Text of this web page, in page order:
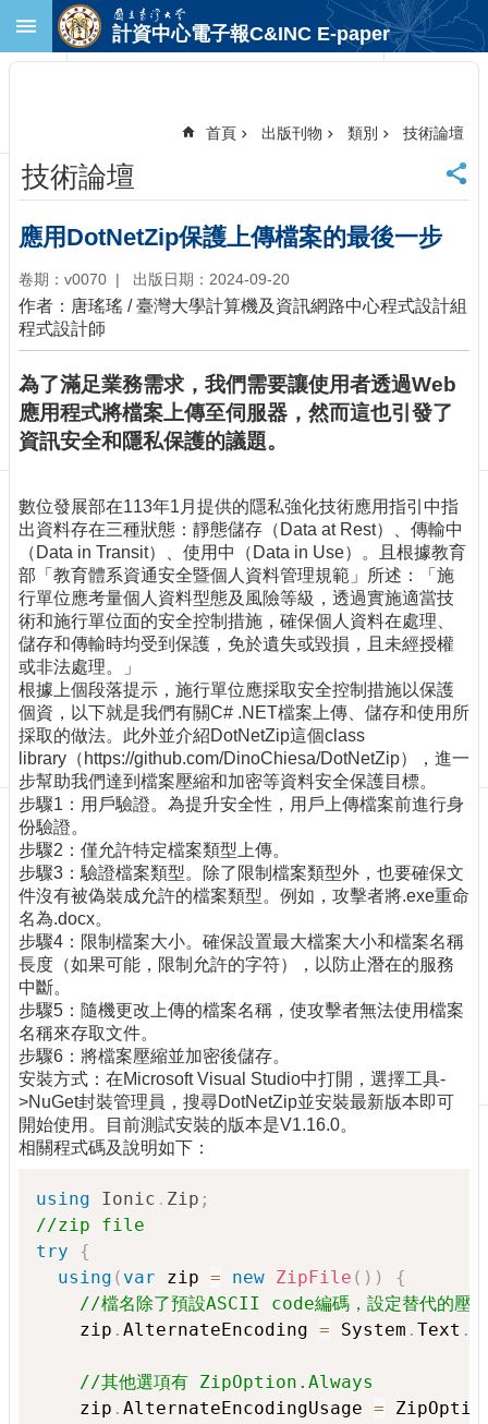
跳到主要內容區塊
首
頁
臺
大
首
頁
計
中
首
頁
聯
絡
訂
閱/
取
消
網
站
導
覽
最
新
消
息
關
於
我
們
出
版
刊
物
校
務
服
務
計資中心電子報C&INC E-paper
首頁 出版刊物 類別 技術論壇
技術論壇
應用DotNetZip保護上傳檔案的最後一步
卷期：v0070 出版日期：2024-09-20
作者：唐瑤瑤 / 臺灣大學計算機及資訊網路中心程式設計組
程式設計師
為了滿足業務需求，我們需要讓使用者透過Web
應用程式將檔案上傳至伺服器，然而這也引發了
資訊安全和隱私保護的議題。
數位發展部在113年1月提供的隱私強化技術應用指引中指
出資料存在三種狀態：靜態儲存（Data at Rest）、傳輸中
（Data in Transit）、使用中（Data in Use）。且根據教育
部「教育體系資通安全暨個人資料管理規範」所述：「施
行單位應考量個人資料型態及風險等級，透過實施適當技
術和施行單位面的安全控制措施，確保個人資料在處理、
儲存和傳輸時均受到保護，免於遺失或毀損，且未經授權
或非法處理。」
根據上個段落提示，施行單位應採取安全控制措施以保護
個資，以下就是我們有關C# .NET檔案上傳、儲存和使用所
採取的做法。此外並介紹DotNetZip這個class
library（https://github.com/DinoChiesa/DotNetZip），進一
步幫助我們達到檔案壓縮和加密等資料安全保護目標。
步驟1：用戶驗證。為提升安全性，用戶上傳檔案前進行身
份驗證。
步驟2：僅允許特定檔案類型上傳。
步驟3：驗證檔案類型。除了限制檔案類型外，也要確保文
件沒有被偽裝成允許的檔案類型。例如，攻擊者將.exe重命
名為.docx。
步驟4：限制檔案大小。確保設置最大檔案大小和檔案名稱
長度（如果可能，限制允許的字符），以防止潛在的服務
中斷。
步驟5：隨機更改上傳的檔案名稱，使攻擊者無法使用檔案
名稱來存取文件。
步驟6：將檔案壓縮並加密後儲存。
安裝方式：在Microsoft Visual Studio中打開，選擇工具-
>NuGet封裝管理員，搜尋DotNetZip並安裝最新版本即可
開始使用。目前測試安裝的版本是V1.16.0。
相關程式碼及說明如下：
using Ionic . Zip ;
//zip file
try
{
using ( var zip = new ZipFile ( ) )
{
//檔名除了預設ASCII code編碼，設定替代的壓縮
    zip
. AlternateEncoding = System . Text .
//其他選項有 ZipOption.Always
    zip
. AlternateEncodingUsage =